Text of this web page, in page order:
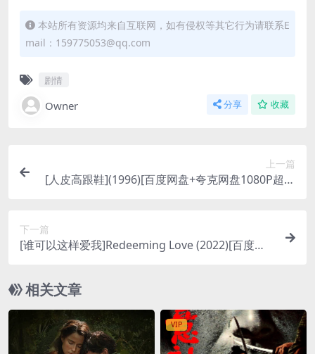
本站所有资源均来自互联网，如有侵权等其它行为请联系E
mail：159775053@qq.com
剧情
Owner 分享 收藏
上一篇
[人皮高跟鞋](1996)[百度网盘+夸克网盘1080P超清
包（含解压密码）】
下一篇
[谁可以这样爱我]Redeeming Love (2022)[百度网
下载][MP4/8.8GB][中文字幕]
相关文章
VIP